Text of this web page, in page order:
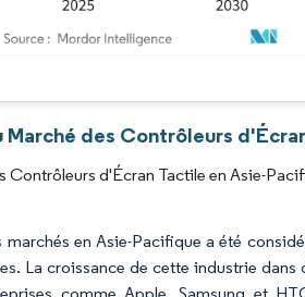
Marché des Contrôleurs
Contrôleurs d'Écran Tactile en Asie-
marchés en Asie-Pacifique a été
La croissance de cette industrie